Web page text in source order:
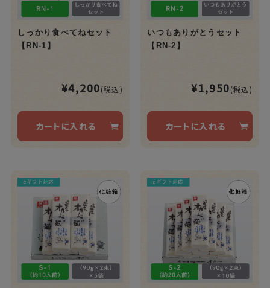
しっかり食べてねセット
【RN-1】
¥4,200(税込)
カートに入れる
いつもありがとうセット
【RN-2】
¥1,950(税込)
カートに入れる